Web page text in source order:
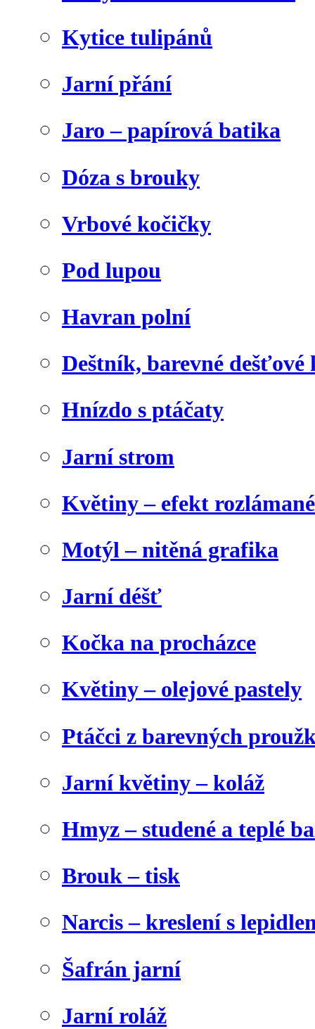
Kytice tulipánů
Jarní přání
Jaro – papírová batika
Dóza s brouky
Vrbové kočičky
Pod lupou
Havran polní
Deštník, barevné dešťové
Hnízdo s ptáčaty
Jarní strom
Květiny – efekt
Motýl – nitěná grafika
Jarní déšť
Kočka na procházce
Květiny – olejové pastely
Ptáčci z barevných
Jarní květiny – koláž
Hmyz – studené a teplé
Brouk – tisk
Narcis – kreslení s
Šafrán jarní
Jarní roláž